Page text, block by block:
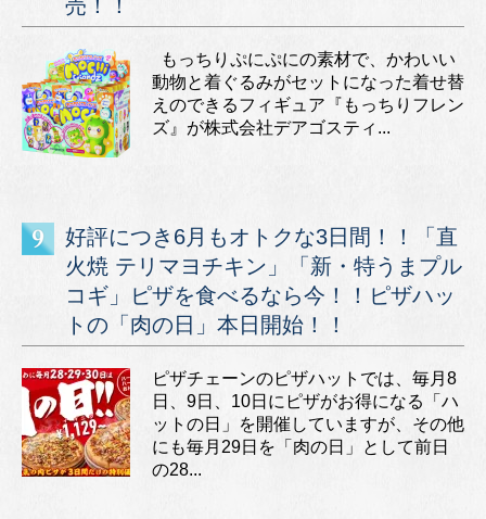
売！！
もっちりぷにぷにの素材で、かわいい
動物と着ぐるみがセットになった着せ替
えのできるフィギュア『もっちりフレン
ズ』が株式会社デアゴスティ...
好評につき6月もオトクな3日間！！「直
火焼 テリマヨチキン」「新・特うまプル
コギ」ピザを食べるなら今！！ピザハッ
トの「肉の日」本日開始！！
ピザチェーンのピザハットでは、毎月8
日、9日、10日にピザがお得になる「ハ
ットの日」を開催していますが、その他
にも毎月29日を「肉の日」として前日
の28...